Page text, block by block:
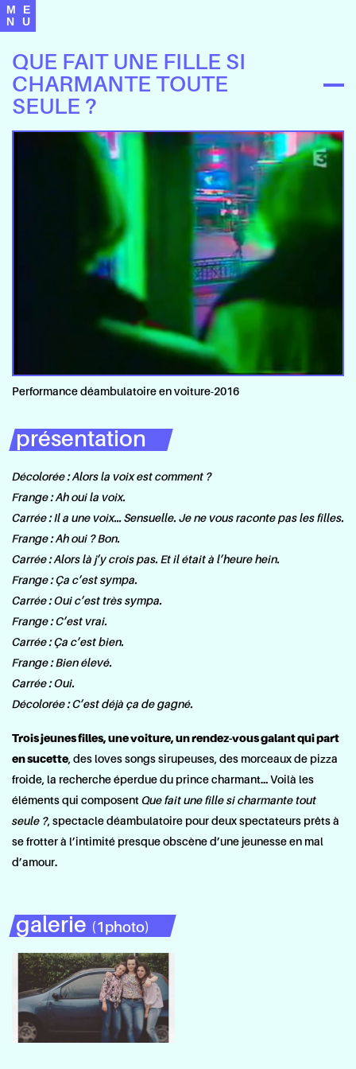
M
E
N
U
QUE FAIT UNE FILLE SI
CHARMANTE TOUTE
SEULE ?
Performance déambulatoire en voiture-2016
présentation
Décolorée : Alors la voix est comment ?
Frange : Ah oui la voix.
Carrée : Il a une voix… Sensuelle. Je ne vous raconte pas les filles.
Frange : Ah oui ? Bon.
Carrée : Alors là j’y crois pas. Et il était à l’heure hein.
Frange : Ça c’est sympa.
Carrée : Oui c’est très sympa.
Frange : C’est vrai.
Carrée : Ça c’est bien.
Frange : Bien élevé.
Carrée : Oui.
Décolorée : C’est déjà ça de gagné.
Trois jeunes filles, une voiture, un rendez-vous galant qui part
en sucette, des loves songs sirupeuses, des morceaux de pizza
froide, la recherche éperdue du prince charmant… Voilà les
éléments qui composent Que fait une fille si charmante tout
seule ?, spectacle déambulatoire pour deux spectateurs prêts à
se frotter à l’intimité presque obscène d’une jeunesse en mal
d’amour.
galerie (1photo)